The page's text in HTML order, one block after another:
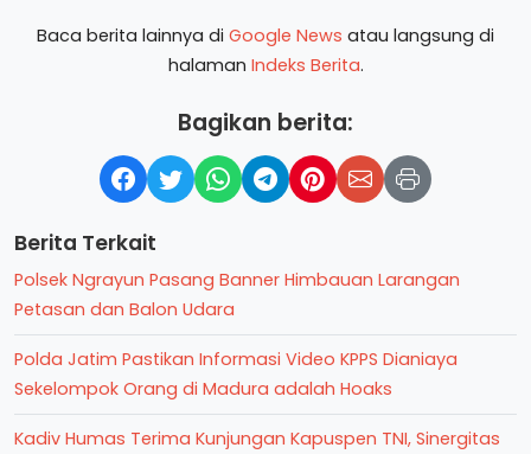
Baca berita lainnya di Google News atau langsung di
halaman Indeks Berita.
Bagikan berita:
Berita Terkait
Polsek Ngrayun Pasang Banner Himbauan Larangan
Petasan dan Balon Udara
Polda Jatim Pastikan Informasi Video KPPS Dianiaya
Sekelompok Orang di Madura adalah Hoaks
Kadiv Humas Terima Kunjungan Kapuspen TNI, Sinergitas